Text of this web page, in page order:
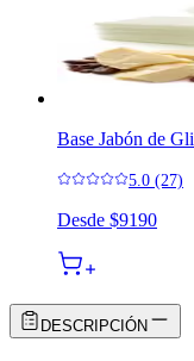
Base Jabón de
5.0 (27)
Desde $9190
DESCRIPCIÓN